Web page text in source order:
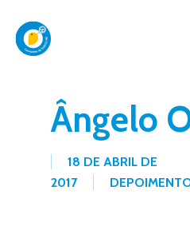
main
Ângelo
18 DE ABRIL DE
2017